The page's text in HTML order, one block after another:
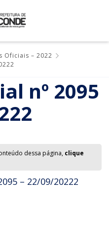
Oficiais – 2022
nº 2095
dessa página, clique
– 22/09/20222